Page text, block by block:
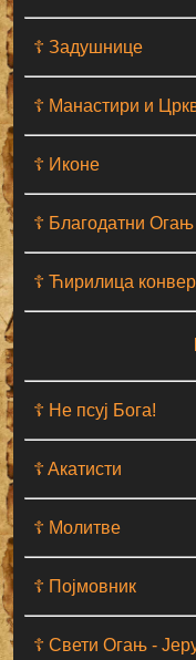
☦ Задушнице
☦ Манастири и
☦ Иконе
☦ Благодатни Огањ
☦ Ћирилица
☦ Не псуј Бога!
☦ Aкатисти
☦ Молитве
☦ Појмовник
☦ Свети Огањ -